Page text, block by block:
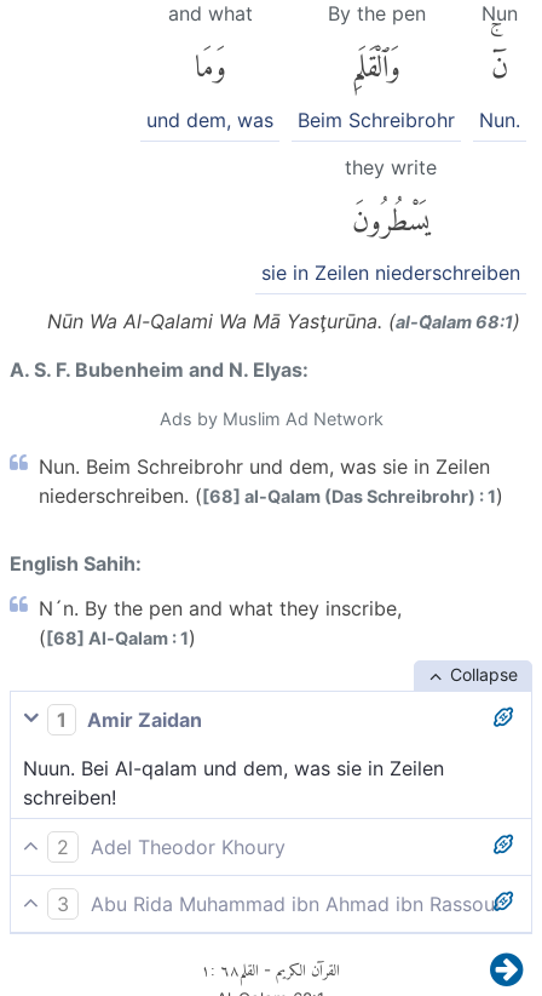
Nun
نٓۚ
Nun.
By the pen
وَٱلْقَلَمِ
Beim Schreibrohr
and what
وَمَا
und dem, was
they write
يَسْطُرُونَ
sie in Zeilen niederschreiben
Nūn Wa Al-Qalami Wa Mā Yasţurūna. (al-Q̈alam 68:1)
A. S. F. Bubenheim and N. Elyas:
Ads by Muslim Ad Network
Nun. Beim Schreibrohr und dem, was sie in Zeilen
niederschreiben. ([68] al-Qalam (Das Schreibrohr) : 1)
English Sahih:
N´n. By the pen and what they inscribe,
([68] Al-Qalam : 1)
Collapse
1
Amir Zaidan
Nuun. Bei Al-qalam und dem, was sie in Zeilen
schreiben!
2
Adel Theodor Khoury
Nun. Bei dem Schreibrohr und (bei) dem, was sie
zeilenweise niederschreiben.
3
Abu Rida Muhammad ibn Ahmad ibn Rassoul
Nun - und beim Schreibrohr und bei dem, was sie nie
القرآن الكريم - القلم٦٨:١